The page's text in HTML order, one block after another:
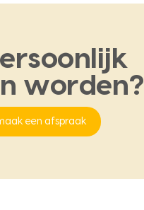
worden?
een afspraak